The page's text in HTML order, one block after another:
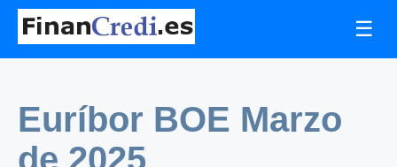
☰
Euríbor BOE Marzo
de 2025